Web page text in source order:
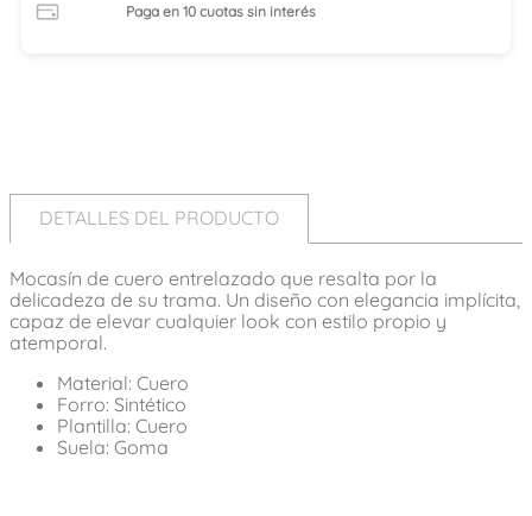
Paga en 10 cuotassin interés
DETALLES DEL PRODUCTO
Mocasín de cuero entrelazado que resalta por la
delicadeza de su trama. Un diseño con elegancia implícita,
capaz de elevar cualquier look con estilo propio y
atemporal.
Material: Cuero
Forro: Sintético
Plantilla: Cuero
Suela: Goma